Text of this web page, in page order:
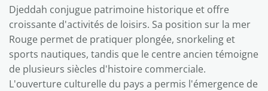
Djeddah conjugue patrimoine historique et offre
croissante d'activités de loisirs. Sa position sur la mer
Rouge permet de pratiquer plongée, snorkeling et
sports nautiques, tandis que le centre ancien témoigne
de plusieurs siècles d'histoire commerciale.
L'ouverture culturelle du pays a permis l'émergence de